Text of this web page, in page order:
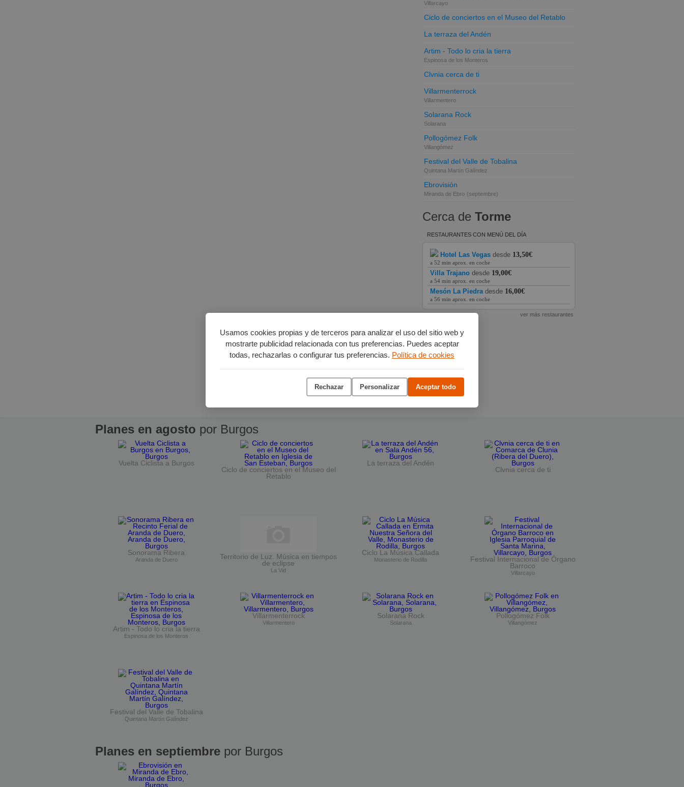
Usamos cookies propias y de terceros para analizar el uso del sitio web y
mostrarte publicidad relacionada con tus preferencias. Puedes aceptar
todas, rechazarlas o configurar tus preferencias. Política de cookies
Rechazar Personalizar Aceptar todo
Villarcayo
Ciclo de conciertos en el Museo del Retablo
La terraza del Andén
Artim - Todo lo cria la tierra
Espinosa de los Monteros
Clvnia cerca de ti
Villarmenterrock
Villarmentero
Solarana Rock
Solarana
Pollogómez Folk
Villangómez
Festival del Valle de Tobalina
Quintana Martín Galíndez
Ebrovisión
Miranda de Ebro (septiembre)
Cerca de Torme
RESTAURANTES CON MENÚ DEL DÍA
Hotel Las Vegas desde 13,50€
a 52 min aprox. en coche
Villa Trajano desde 19,00€
a 54 min aprox. en coche
Mesón La Piedra desde 16,00€
a 56 min aprox. en coche
ver más restaurantes
Planes en agosto por Burgos
Vuelta Ciclista a Burgos
Ciclo de conciertos en el Museo del
Retablo
La terraza del Andén
Clvnia cerca de ti
Sonorama Ribera
Aranda de Duero
Territorio de Luz. Música en tiempos
de eclipse
La Vid
Ciclo La Música Callada
Monasterio de Rodilla
Festival Internacional de Órgano
Barroco
Villarcayo
Artim - Todo lo cria la tierra
Espinosa de los Monteros
Villarmenterrock
Villarmentero
Solarana Rock
Solarana
Pollogómez Folk
Villangómez
Festival del Valle de Tobalina
Quintana Martín Galíndez
Planes en septiembre por Burgos